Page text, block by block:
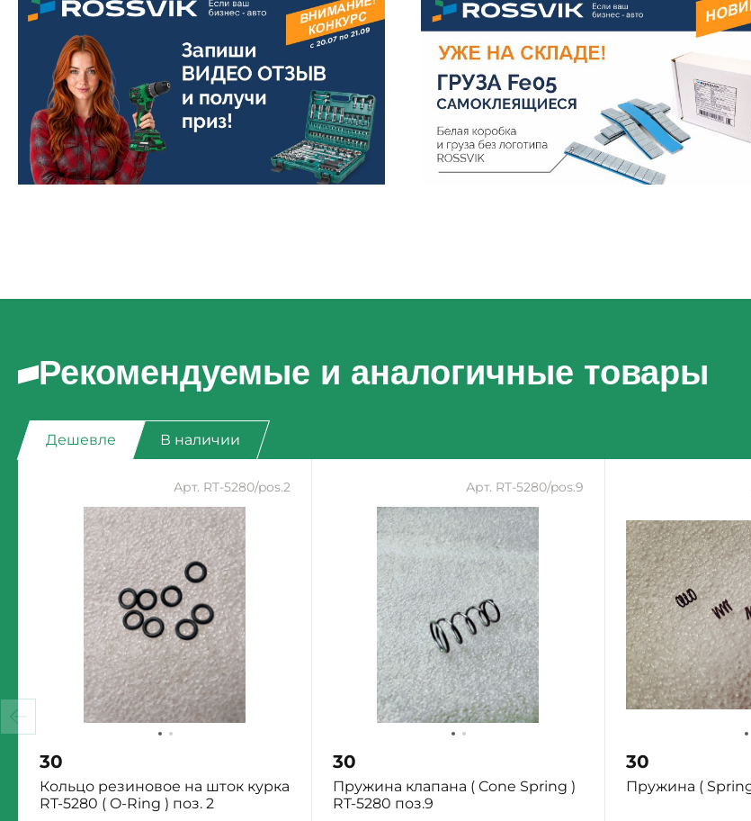
Рекомендуемые и аналогичные товары
Дешевле В наличии
Арт. RT-5280/pos.2
30
Кольцо резиновое на шток курка
RT-5280 ( O-Ring ) поз. 2
Арт. RT-5280/pos.9
30
Пружина клапана ( Cone Spring )
RT-5280 поз.9
30
Пружина (